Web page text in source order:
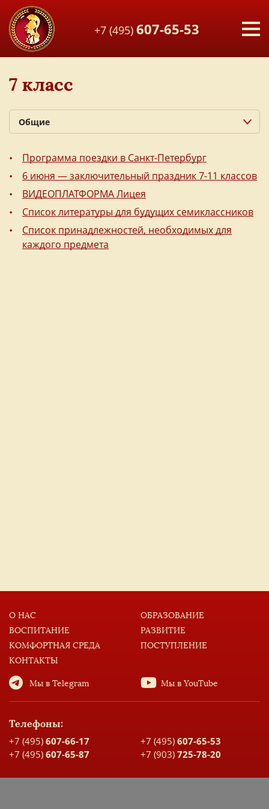
+7 (495) 607-65-53
7 класс
Общие
10 класс
11 класс
2 класс
3 класс
4 класс
Программа поездки в Санкт-Петербург
6 июня — заключительный праздник 7-11 классов
ВИДЕОПЛАТФОРМА Лицея
Список литературы для будущих семиклассников
Список принадлежностей, необходимых для
каждого предмета
О НАС
ОБРАЗОВАНИЕ
ВОСПИТАНИЕ
РАЗВИТИЕ
КОМФОРТНАЯ СРЕДА
ПОСТУПЛЕНИЕ
КОНТАКТЫ
Мы в Telegram Мы в YouTube
Телефоны:
+7 (495) 607-66-17 +7 (495) 607-65-53
+7 (495) 607-65-87 +7 (903) 725-78-20